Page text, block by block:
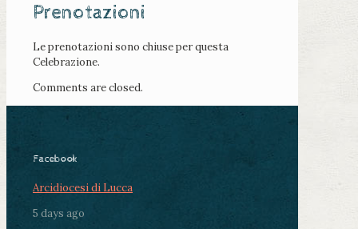
Prenotazioni
Le prenotazioni sono chiuse per questa
Celebrazione.
Comments are closed.
Facebook
Arcidiocesi di Lucca
5 days ago